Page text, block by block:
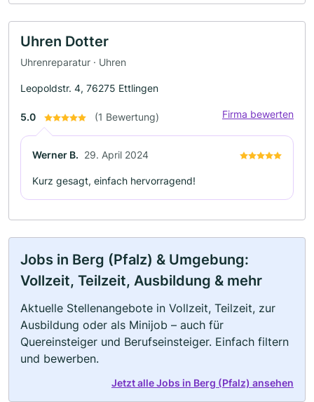
Uhren Dotter
Uhrenreparatur · Uhren
Leopoldstr. 4, 76275 Ettlingen
5.0 (1 Bewertung) Firma bewerten
Werner B. 29. April 2024
Kurz gesagt, einfach hervorragend!
Jobs in Berg (Pfalz) & Umgebung:
Vollzeit, Teilzeit, Ausbildung & mehr
Aktuelle Stellenangebote in Vollzeit, Teilzeit, zur
Ausbildung oder als Minijob – auch für
Quereinsteiger und Berufseinsteiger. Einfach filtern
und bewerben.
Jetzt alle Jobs in Berg (Pfalz) ansehen